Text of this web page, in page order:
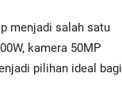
menjadi salah satu
kamera 50MP
pilihan ideal bagi